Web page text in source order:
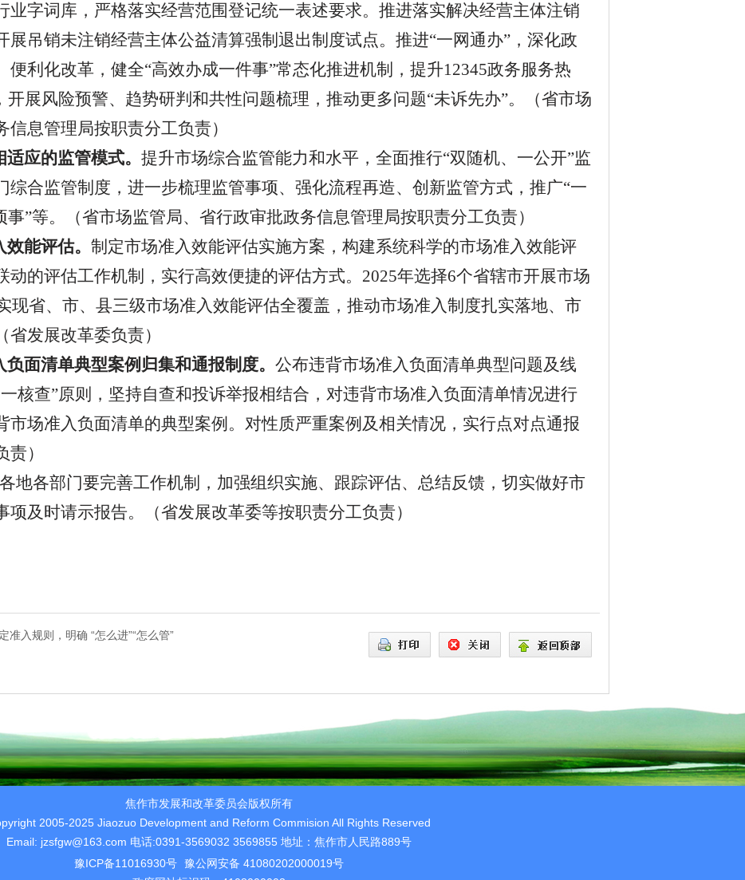
业字词库，严格落实经营范围登记统一表述要求。推进落实解决经营主体注销
展吊销未注销经营主体公益清算强制退出制度试点。推进“一网通办”，深化政
便利化改革，健全“高效办成一件事”常态化推进机制，提升12345政务服务热
开展风险预警、趋势研判和共性问题梳理，推动更多问题“未诉先办”。（省市场
信息管理局按职责分工负责）
应的监管模式。 提升市场综合监管能力和水平，全面推行“双随机、一公开”监
综合监管制度，进一步梳理监管事项、强化流程再造、创新监管方式，推广“一
事”等。（省市场监管局、省行政审批政务信息管理局按职责分工负责）
能评估。 制定市场准入效能评估实施方案，构建系统科学的市场准入效能评
的评估工作机制，实行高效便捷的评估方式。 2025年选择6个省辖市开展市场
现省、市、县三级市场准入效能评估全覆盖，推动市场准入制度扎实落地、市
省发展改革委负责）
面清单典型案例归集和通报制度。 公布违背市场准入负面清单典型问题及线
核查”原则，坚持自查和投诉举报相结合，对违背市场准入负面清单情况进行
市场准入负面清单的典型案例。对性质严重案例及相关情况，实行点对点通报
责）
各地各部门要完善工作机制，加强组织实施、跟踪评估、总结反馈，切实做好市
项及时请示报告。（省发展改革委等按职责分工负责）
准入规则，明确 “怎么进”“怎么管”
焦作市发展和改革委员会版权所有
2005-2025 Jiaozuo Development and Reform Commision All Rights Reserved
Email: jzsfgw@163.com 电话:0391-3569032 3569855 地址：焦作市人民路889号
豫ICP备11016930号 豫公网安备 41080202000019号